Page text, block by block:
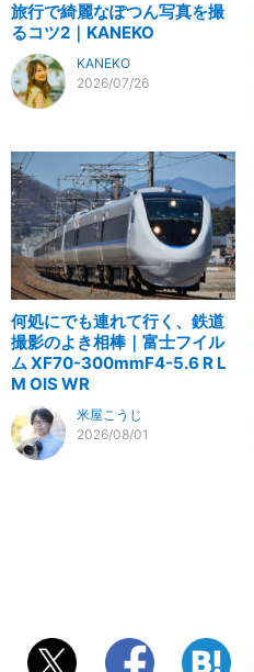
旅行で綺麗なぽつん写真を撮
るコツ2｜KANEKO
KANEKO
2026/07/26
何処にでも連れて行く、鉄道
撮影のよき相棒｜富士フイル
ム XF70-300mmF4-5.6 R L
M OIS WR
米屋こうじ
2026/08/01